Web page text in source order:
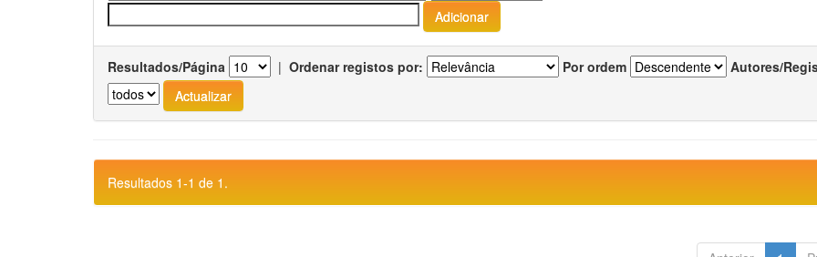
Resultados/Página | Ordenar registos por: Por ordem Autores/
Resultados 1-1 de 1.